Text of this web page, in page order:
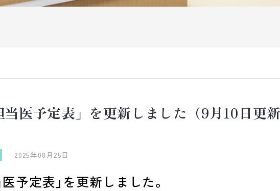
当医予定表」を更新しました（9月10日更
2025年08月25日
予定表」を更新しました。